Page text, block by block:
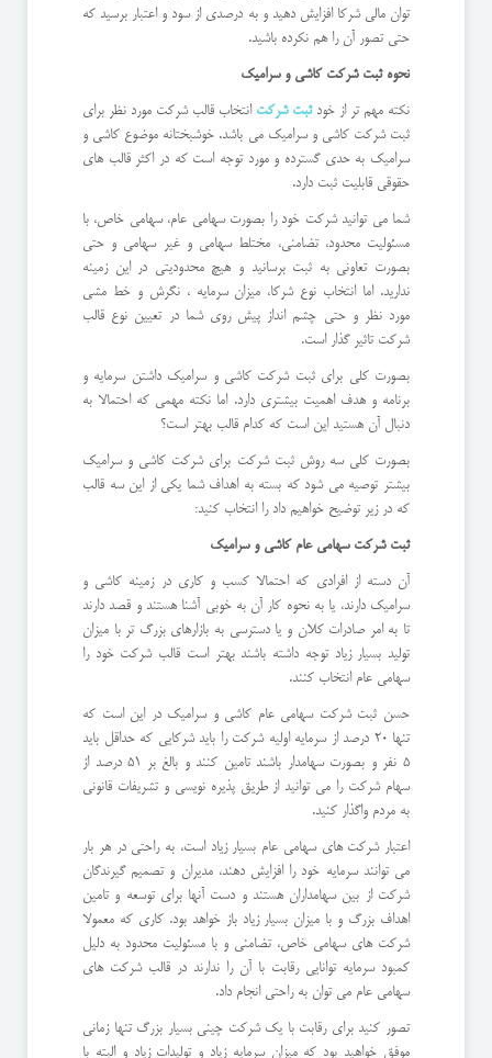
توان مالی شرکا افزایش دهید و به درصدی از سود و اعتبار برسید که
حتی تصور آن را هم نکرده باشید.
نحوه ثبت شرکت کاشی و سرامیک
نکته مهم تر از خودثبت شرکت انتخاب قالب شرکت مورد نظر برای
ثبت شرکت کاشی و سرامیک می باشد. خوشبختانه موضوع کاشی و
سرامیک به حدی گسترده و مورد توجه است که در اکثر قالب های
حقوقی قابلیت ثبت دارد.
شما می توانید شرکت خود را بصورت سهامی عام، سهامی خاص، با
مسئولیت محدود، تضامنی، مختلط سهامی و غیر سهامی و حتی
بصورت تعاونی به ثبت برسانید و هیچ محدودیتی در این زمینه
ندارید. اما انتخاب نوع شرکا، میزان سرمایه ، نگرش و خط مشی
مورد نظر و حتی چشم انداز پیش روی شما در تعیین نوع قالب
شرکت تاثیر گذار است.
بصورت کلی برای ثبت شرکت کاشی و سرامیک داشتن سرمایه و
برنامه و هدف اهمیت بیشتری دارد. اما نکته مهمی که احتمالا به
دنبال آن هستید این است که کدام قالب بهتر است؟
بصورت کلی سه روش ثبت شرکت برای شرکت کاشی و سرامیک
بیشتر توصیه می شود که بسته به اهداف شما یکی از این سه قالب
که در زیر توضیح خواهیم داد را انتخاب کنید:
ثبت شرکت سهامی عام کاشی و سرامیک
آن دسته از افرادی که احتمالا کسب و کاری در زمینه کاشی و
سرامیک دارند، یا به نحوه کار آن به خوبی آشنا هستند و قصد دارند
تا به امر صادرات کلان و یا دسترسی به بازارهای بزرگ تر با میزان
تولید بسیار زیاد توجه داشته باشند بهتر است قالب شرکت خود را
سهامی عام انتخاب کنند.
حسن ثبت شرکت سهامی عام کاشی و سرامیک در این است که
تنها 20 درصد از سرمایه اولیه شرکت را باید شرکایی که حداقل باید
5 نفر و بصورت سهامدار باشند تامین کنند و بالغ بر 51 درصد از
سهام شرکت را می توانید از طریق پذیره نویسی و تشریفات قانونی
به مردم واگذار کنید.
اعتبار شرکت های سهامی عام بسیار زیاد است، به راحتی در هر بار
می توانند سرمایه خود را افزایش دهند، مدیران و تصمیم گیرندگان
شرکت از بین سهامداران هستند و دست آنها برای توسعه و تامین
اهداف بزرگ و با میزان بسیار زیاد باز خواهد بود. کاری که معمولا
شرکت های سهامی خاص، تضامنی و با مسئولیت محدود به دلیل
کمبود سرمایه توانایی رقابت با آن را ندارند در قالب شرکت های
سهامی عام می توان به راحتی انجام داد.
تصور کنید برای رقابت با یک شرکت چینی بسیار بزرگ تنها زمانی
موفق خواهید بود که میزان سرمایه زیاد و تولیدات زیاد و البته با